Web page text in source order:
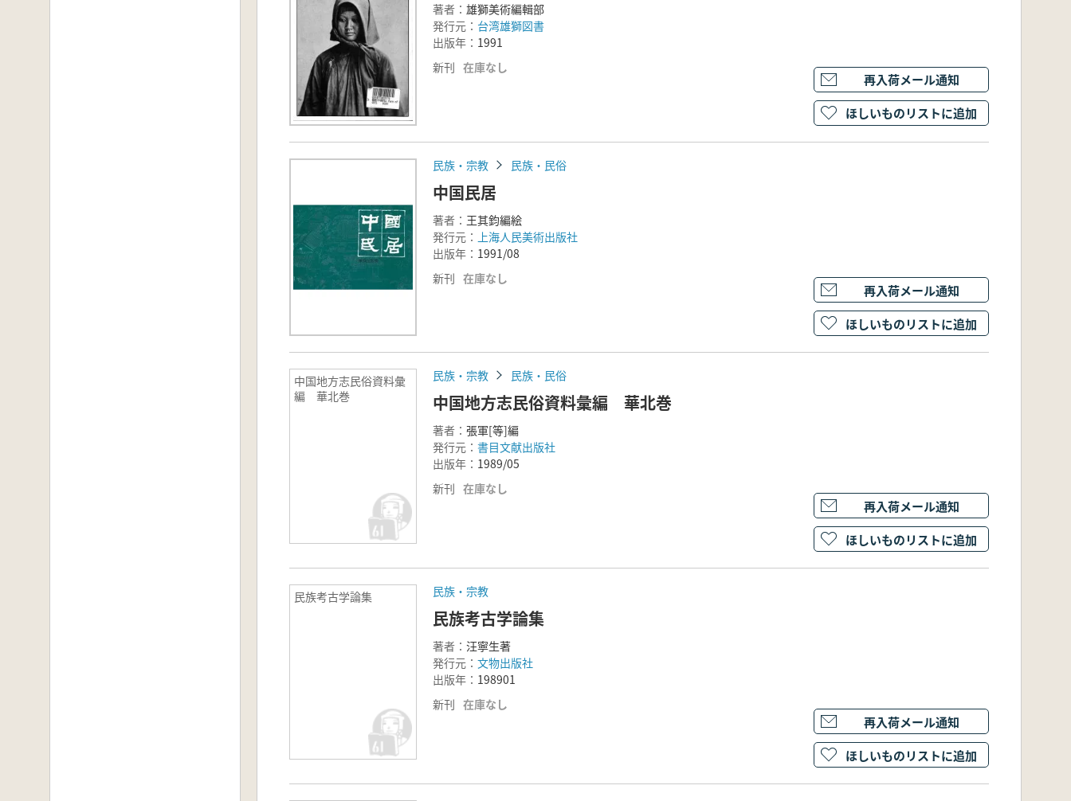
著者： 雄獅美術編輯部
発行元： 台湾雄獅図書
出版年： 1991
新刊 在庫なし
再入荷メール通知
ほしいものリストに追加
民族・宗教 民族・民俗
中国民居
著者： 王其鈞編絵
発行元： 上海人民美術出版社
出版年： 1991/08
新刊 在庫なし
再入荷メール通知
ほしいものリストに追加
中国地方志民俗資料彙
編 華北巻
民族・宗教 民族・民俗
中国地方志民俗資料彙編 華北巻
著者： 張軍[等]編
発行元： 書目文献出版社
出版年： 1989/05
新刊 在庫なし
再入荷メール通知
ほしいものリストに追加
民族考古学論集 民族・宗教
民族考古学論集
著者： 汪寧生著
発行元： 文物出版社
出版年： 198901
新刊 在庫なし
再入荷メール通知
ほしいものリストに追加